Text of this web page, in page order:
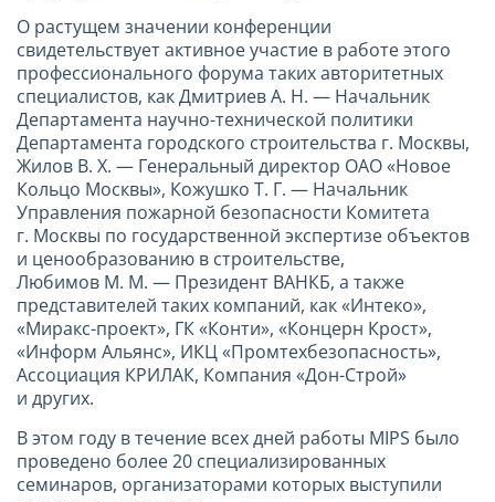
О растущем значении конференции
свидетельствует активное участие в работе этого
профессионального форума таких авторитетных
специалистов, как Дмитриев А. Н. — Начальник
Департамента научно-технической политики
Департамента городского строительства г. Москвы,
Жилов В. Х. — Генеральный директор ОАО «Новое
Кольцо Москвы», Кожушко Т. Г. — Начальник
Управления пожарной безопасности Комитета
г. Москвы по государственной экспертизе объектов
и ценообразованию в строительстве,
Любимов М. М. — Президент ВАНКБ, а также
представителей таких компаний, как «Интеко»,
«Миракс-проект», ГК «Конти», «Концерн Крост»,
«Информ Альянс», ИКЦ «Промтехбезопасность»,
Ассоциация КРИЛАК, Компания «Дон-Строй»
и других.
В этом году в течение всех дней работы MIPS было
проведено более 20 специализированных
семинаров, организаторами которых выступили